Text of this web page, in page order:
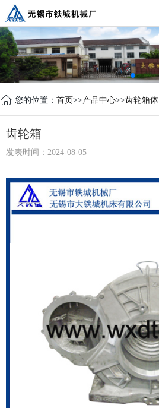
首
页
公
司
简
新
闻
心
产
中
备
展
荣
誉
联
您的位置： 首页>>产品中心>>齿轮箱体
齿轮箱
发表时间：2024-08-05